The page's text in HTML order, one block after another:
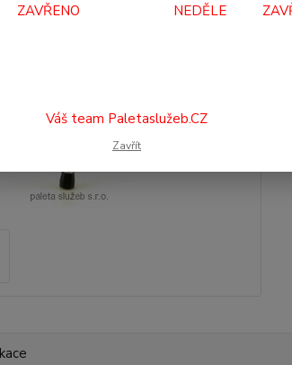
ZAVŘENO NEDĚLE
Váš team Paletaslužeb.CZ
Zavřít